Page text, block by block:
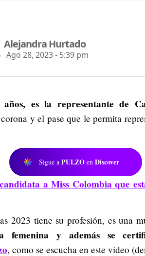
Alejandra Hurtado
Ago 28, 2023 - 5:39 pm
es la representante de
y el pase que le permita
Sigue a PULZO en Discover
a Miss Colombia que
2023 tiene su profesión, es una
y además se
, como se escucha en este video